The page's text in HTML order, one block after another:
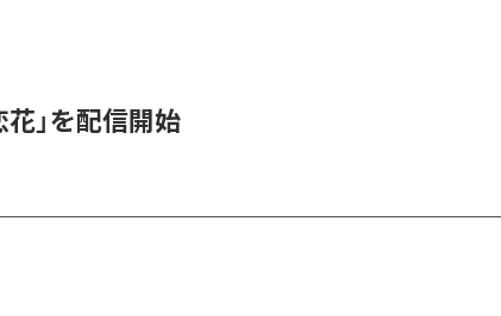
花」を配信開始